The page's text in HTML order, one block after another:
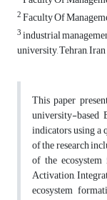
2Faculty Of
3industrial
university, Tehran, Iran
This paper
university-based
indicators using a
of the research
of the
Activation,
ecosystem